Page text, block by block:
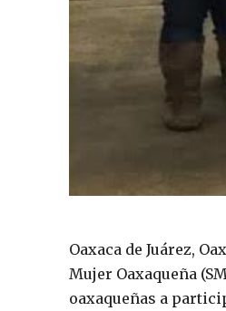
Oaxaca de Juárez,
Mujer Oaxaqueña
oaxaqueñas a